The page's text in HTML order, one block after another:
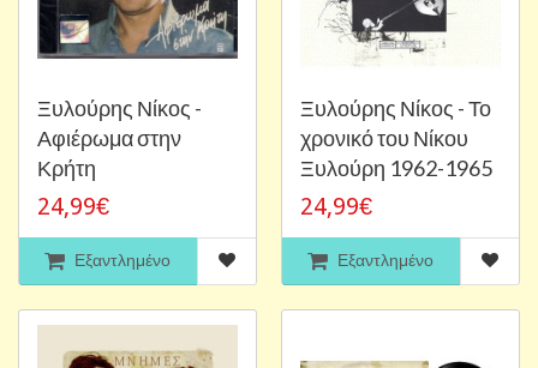
Ξυλούρης Νίκος -
Αφιέρωμα στην
Κρήτη
24,99€
Εξαντλημένο
Ξυλούρης Νίκος - Το
χρονικό του Νίκου
Ξυλούρη 1962-1965
24,99€
Εξαντλημένο